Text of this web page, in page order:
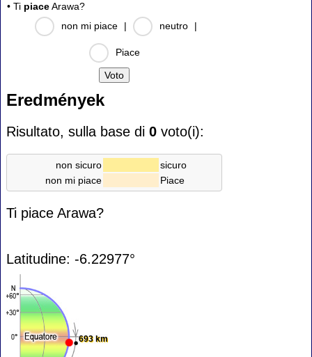
• Ti piaceArawa?
non mi piace
| neutro |
Piace
Eredmények
Risultato, sulla base di 0 voto(i):
non sicuro
sicuro
non mi piace
Piace
Ti piace Arawa?
Latitudine: -6.22977°
693 km